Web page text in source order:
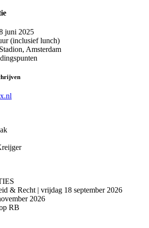
juni 2025
(inclusief lunch)
Amsterdam